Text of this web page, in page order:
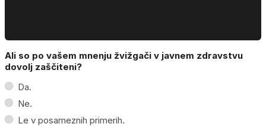
Ali so po vašem mnenju žvižgači v javnem zdravstvu
dovolj zaščiteni?
Da.
Ne.
Le v posameznih primerih.